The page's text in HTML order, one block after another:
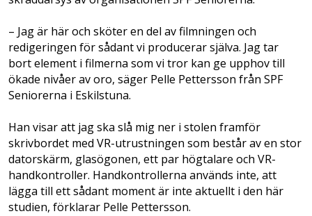
– Jag är här och sköter en del av filmningen och
redigeringen för sådant vi producerar själva. Jag tar
bort element i filmerna som vi tror kan ge upphov till
ökade nivåer av oro, säger Pelle Pettersson från SPF
Seniorerna i Eskilstuna.
Han visar att jag ska slå mig ner i stolen framför
skrivbordet med VR-utrustningen som består av en stor
datorskärm, glasögonen, ett par högtalare och VR-
handkontroller. Handkontrollerna används inte, att
lägga till ett sådant moment är inte aktuellt i den här
studien, förklarar Pelle Pettersson.